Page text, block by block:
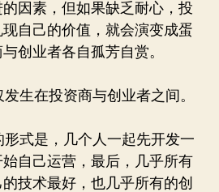
因素，但如果缺乏耐心，投
自己的价值，就会演变成蛋
创业者各自孤芳自赏。
生在投资商与创业者之间。
式是，几个人一起先开发一
自己运营，最后，几乎所有
技术最好，也几乎所有的创